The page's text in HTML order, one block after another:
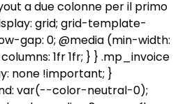
a due colonne per il primo
grid; grid-template-
gap: 0; @media (min-width:
1fr 1fr; } } .mp_invoice
none !important; }
var(--color-neutral-0);